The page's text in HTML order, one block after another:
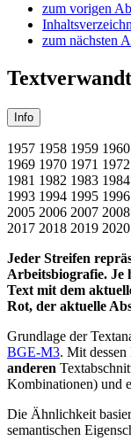
zum vorigen
zum nächsten
Info
1957 1958 1959 1960
1969 1970 1971 1972
1981 1982 1983 1984
1993 1994 1995 1996
2005 2006 2007 2008
2017 2018 2019 2020
Jeder Streifen
Arbeitsbiografie. Je
Text mit dem
Rot, der aktuelle
Grundlage der
BGE-M3. Mit
anderen
Kombinationen) und
Die Ähnlichkeit
semantischen